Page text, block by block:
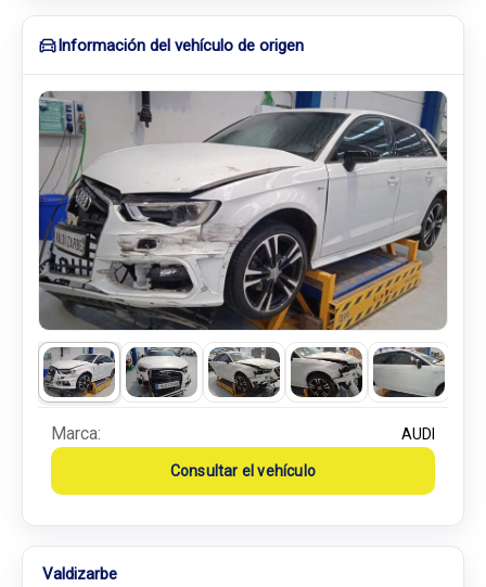
Información del vehículo de origen
Marca: AUDI
Consultar el vehículo
Valdizarbe